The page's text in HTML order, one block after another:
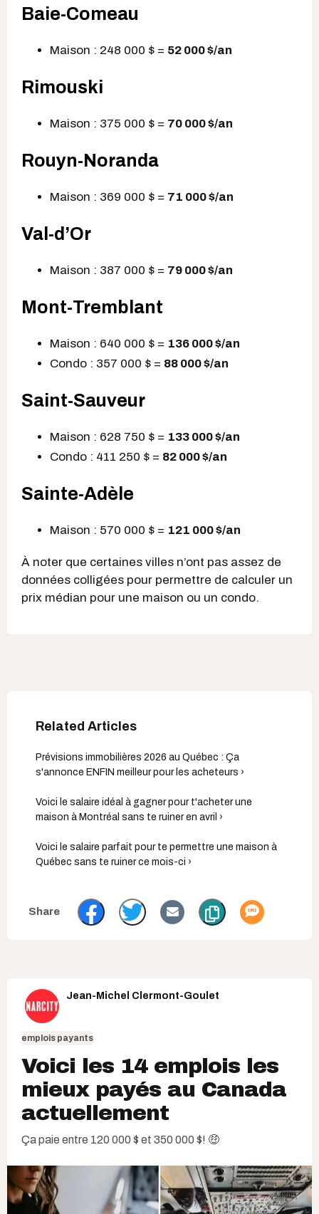
Baie-Comeau
Maison : 248 000 $ = 52 000 $/an
Rimouski
Maison : 375 000 $ = 70 000 $/an
Rouyn-Noranda
Maison : 369 000 $ = 71 000 $/an
Val-d’Or
Maison : 387 000 $ = 79 000 $/an
Mont-Tremblant
Maison : 640 000 $ = 136 000 $/an
Condo : 357 000 $ = 88 000 $/an
Saint-Sauveur
Maison : 628 750 $ = 133 000 $/an
Condo : 411 250 $ = 82 000 $/an
Sainte-Adèle
Maison : 570 000 $ = 121 000 $/an
À noter que certaines villes n’ont pas assez de
données colligées pour permettre de calculer un
prix médian pour une maison ou un condo.
Prévisions immobilières 2026 au Québec : Ça
s'annonce ENFIN meilleur pour les acheteurs ›
Voici le salaire idéal à gagner pour t'acheter une
maison à Montréal sans te ruiner en avril ›
Voici le salaire parfait pour te permettre une maison à
Québec sans te ruiner ce mois-ci ›
Jean-Michel Clermont-Goulet
emplois payants
Voici les 14 emplois les
mieux payés au Canada
actuellement
Ça paie entre 120 000 $ et 350 000 $! 🤑